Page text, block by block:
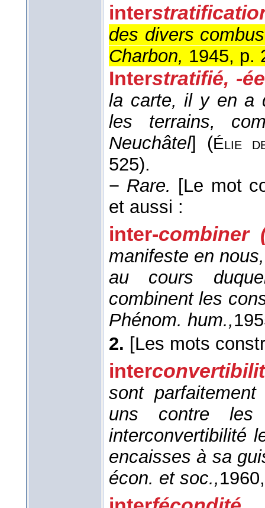
inter
des divers
Charbon, 1945, p.
Interstratifié, -ée
la carte, il y en a
les terrains,
Neuchâtel] (Élie
525).
− Rare. [Le mot
et aussi :
inter-combiner
manifeste en
au cours
combinent les
Phénom. hum.,
2. [Les mots
inter
sont
uns contre
interconvertibilité
encaisses à sa
écon. et soc.,1960